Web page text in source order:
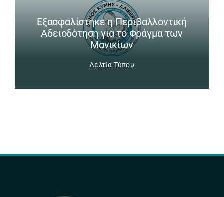
Εξασφαλίστηκε η Περιβαλλοντική
Αδειοδότηση για το Φράγμα των
Μανικίων
Δελτία Τύπου